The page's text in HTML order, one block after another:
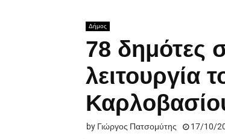
Δήμος
78 δημότες
λειτουργία
by Γιώργος Πατσομύτης 17/10/